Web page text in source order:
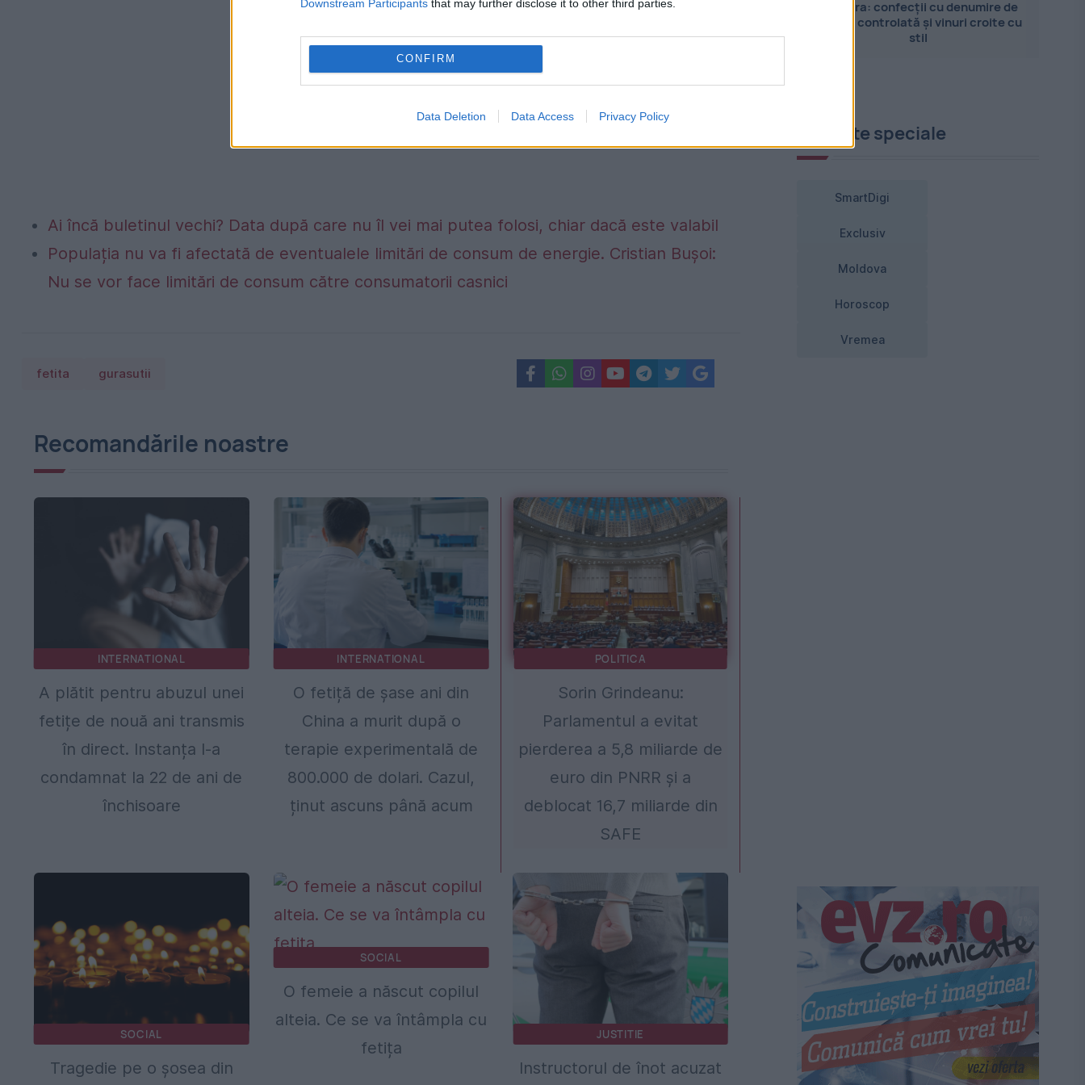
Downstream Participants that may further disclose it to other third parties.
CONFIRM
Data Deletion Data Access Privacy Policy
Ai încă buletinul vechi? Data după care nu îl vei mai putea folosi, chiar dacă este valabil
Populația nu va fi afectată de eventualele limitări de consum de energie. Cristian Bușoi:
Nu se vor face limitări de consum către consumatorii casnici
fetita gurasutii
Recomandările noastre
INTERNATIONAL
A plătit pentru abuzul unei
fetițe de nouă ani transmis
în direct. Instanța l-a
condamnat la 22 de ani de
închisoare
INTERNATIONAL
O fetiță de șase ani din
China a murit după o
terapie experimentală de
800.000 de dolari. Cazul,
ținut ascuns până acum
POLITICA
Sorin Grindeanu:
Parlamentul a evitat
pierderea a 5,8 miliarde de
euro din PNRR și a
deblocat 16,7 miliarde din
SAFE
SOCIAL
Tragedie pe o șosea din
SOCIAL
O femeie a născut copilul
alteia. Ce se va întâmpla cu
fetița
JUSTITIE
Instructorul de înot acuzat
Pandora: confecții cu denumire de
origine controlată și vinuri croite cu
stil
Proiecte speciale
SmartDigi
Exclusiv
Moldova
Horoscop
Vremea